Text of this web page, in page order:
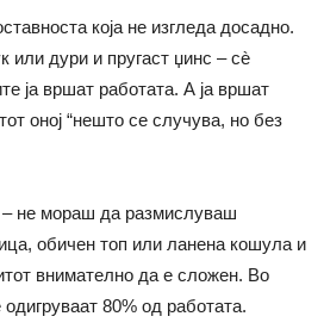
која не изгледа досадно.
или дури и пругаст џинс – сè
ја вршат работата. А ја вршат
оној “нешто се случува, но без
не мораш да размислуваш
обичен топ или ланена кошула и
внимателно да е сложен. Во
80% од работата.